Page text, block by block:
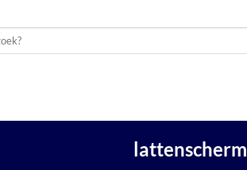
lattenscherm